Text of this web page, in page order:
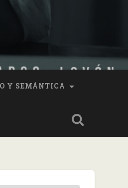
Y SEMÁNTICA